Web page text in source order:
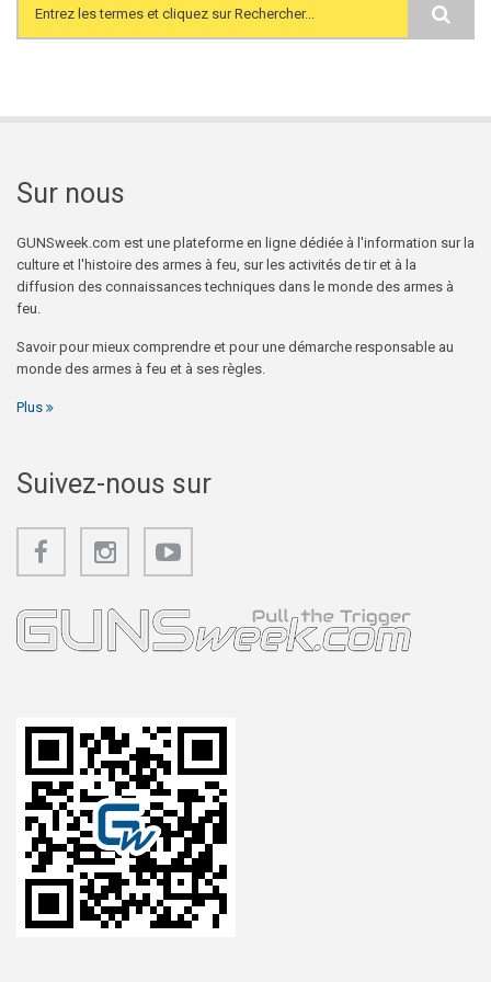
Search form
Sur nous
GUNSweek.com est une plateforme en ligne dédiée à l'information sur la
culture et l'histoire des armes à feu, sur les activités de tir et à la
diffusion des connaissances techniques dans le monde des armes à
feu.
Savoir pour mieux comprendre et pour une démarche responsable au
monde des armes à feu et à ses règles.
Plus
Suivez-nous sur